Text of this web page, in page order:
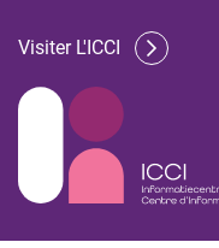
Visiter L'ICCI